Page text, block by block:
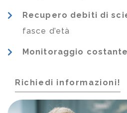
Recupero debiti di
fasce d’età
Monitoraggio costante
Richiedi informazioni!